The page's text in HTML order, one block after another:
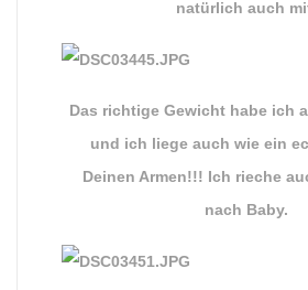
natürlich auch
Das richtige Gewicht habe ich
und ich liege auch wie ein
Deinen Armen!!! Ich rieche
nach Baby.